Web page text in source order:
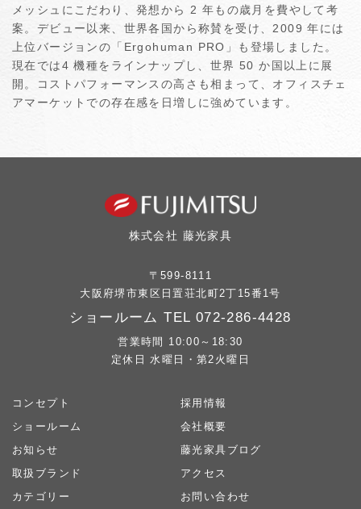
メッシュにこだわり、発想から 2 年もの歳⽉を費やして考
案。デビュー以来、世界各国から称賛を受け、2009 年には
上位バージョンの「Ergohuman PRO」も登場しました。
現在では4 機種をラインナップし、世界 50 か国以上に展
開。コストパフォーマンスの高さも相まって、オフィスチェ
アマーケットでの存在感を日増しに強めています。
株式会社 藤光家具
〒599-8111
大阪府堺市東区日置荘北町2丁15番1号
ショールーム TEL 072-286-4428
営業時間 10:00～18:30
定休日 水曜日・第2火曜日
コンセプト
ショールーム
お知らせ
取扱ブランド
カテゴリー
採用情報
会社概要
藤光家具ブログ
アクセス
お問い合わせ